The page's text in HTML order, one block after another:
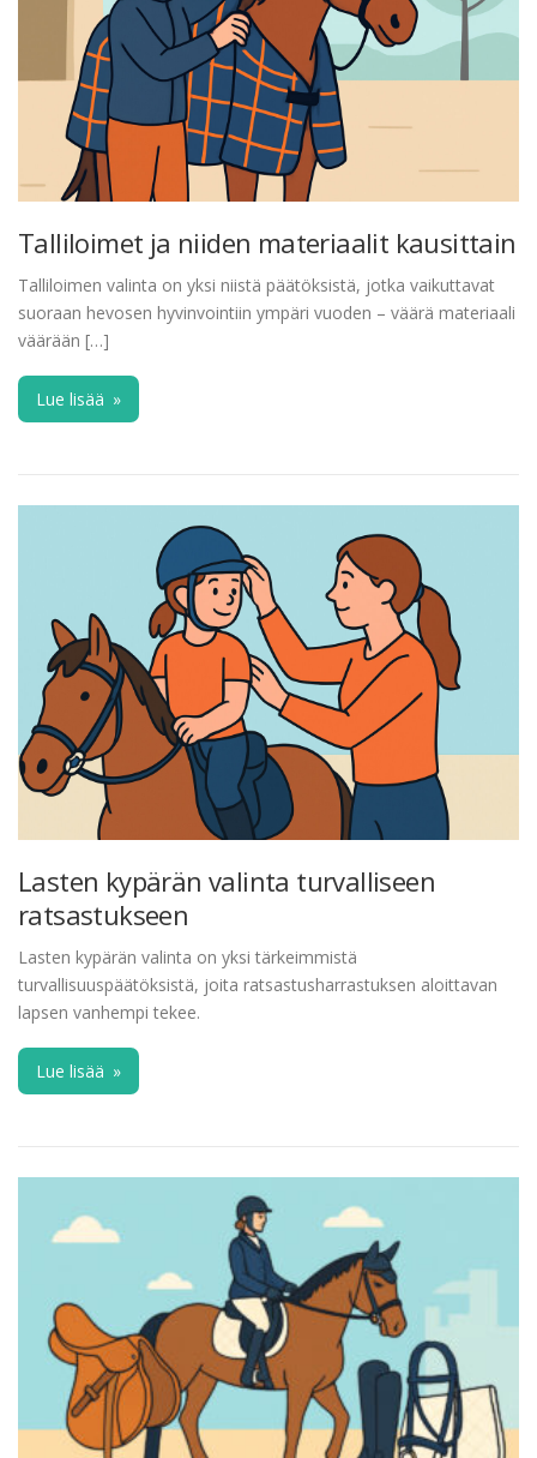
Talliloimet ja niiden materiaalit kausittain
Talliloimen valinta on yksi niistä päätöksistä, jotka vaikuttavat
suoraan hevosen hyvinvointiin ympäri vuoden – väärä materiaali
väärään […]
Lue lisää »
Lasten kypärän valinta turvalliseen
ratsastukseen
Lasten kypärän valinta on yksi tärkeimmistä
turvallisuuspäätöksistä, joita ratsastusharrastuksen aloittavan
lapsen vanhempi tekee.
Lue lisää »